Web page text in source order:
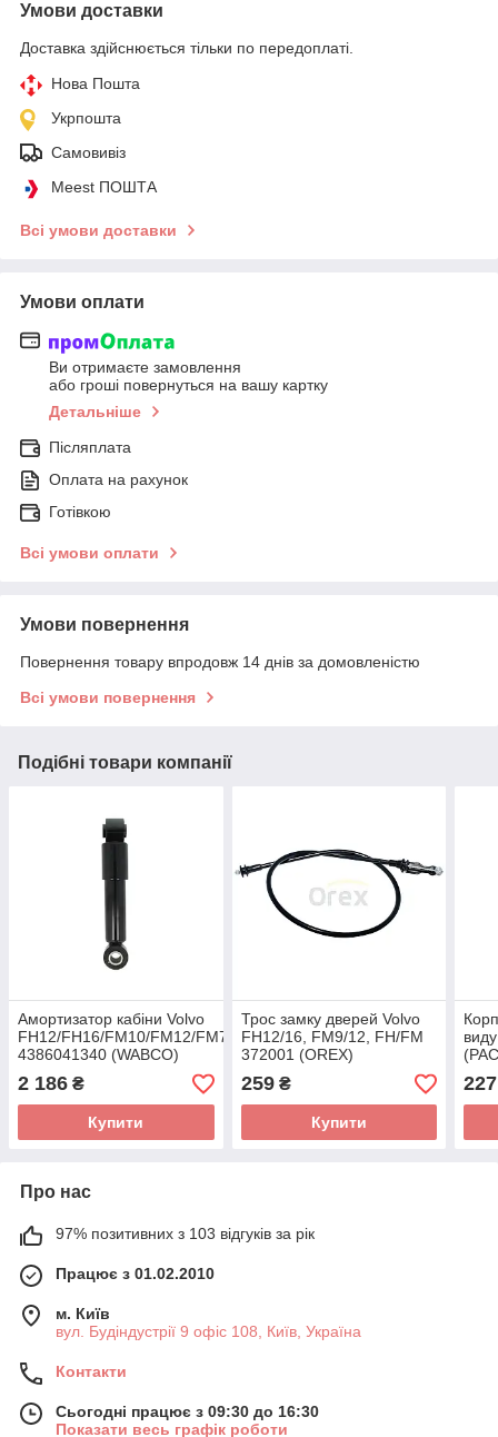
Умови доставки
Доставка здійснюється тільки по передоплаті.
Нова Пошта
Укрпошта
Самовивіз
Meest ПОШТА
Всі умови доставки
Умови оплати
Ви отримаєте замовлення
або гроші повернуться на вашу картку
Детальніше
Післяплата
Оплата на рахунок
Готівкою
Всі умови оплати
Умови повернення
Повернення товару впродовж 14 днів за домовленістю
Всі умови повернення
Подібні товари компанії
Амортизатор кабіни Volvo
FH12/FH16/FM10/FM12/FM7/FM9
4386041340 (WABCO)
2 186 ₴
Купити
Трос замку дверей Volvo
FH12/16, FM9/12, FH/FM
372001 (OREX)
259₴
Купити
227
Про нас
97% позитивних з 103 відгуків за рік
Працює з 01.02.2010
м. Київ
вул. Будіндустрії 9 офіс 108, Київ, Україна
Контакти
Сьогодні працює з 09:30 до 16:30
Показати весь графік роботи